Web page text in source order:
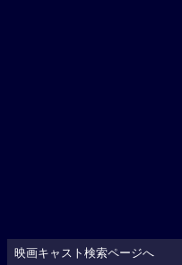
映画キャスト検索ページへ